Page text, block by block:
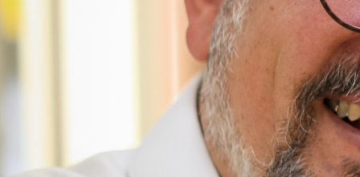
hoerakustik-schenk-team-diana-kaden-schenk